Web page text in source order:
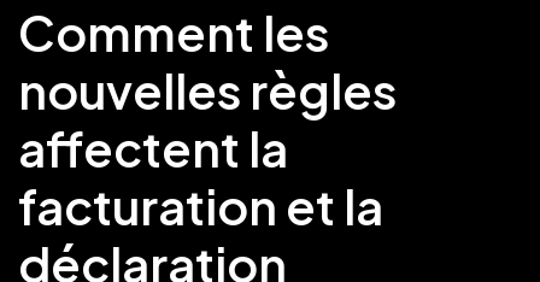
Comment les
nouvelles règles
affectent la
facturation et la
déclaration